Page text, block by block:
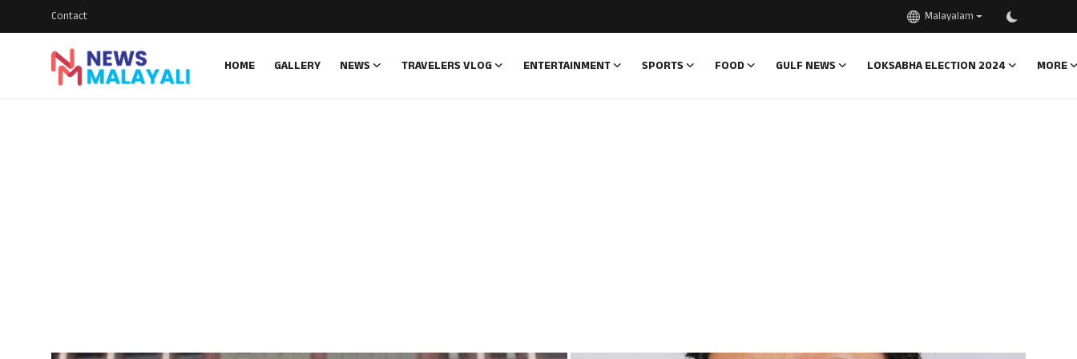
Contact Malayalam
HOME GALLERY NEWS TRAVELERS VLOG ENTERTAINMENT SPORTS FOOD GULF NEWS LOKSABHA ELECTION 2024 MORE